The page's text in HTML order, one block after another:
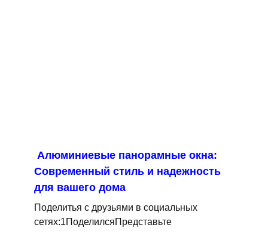
Алюминиевые панорамные окна:
Современный стиль и надежность
для вашего дома
Поделитья с друзьями в социальных
сетях:1ПоделилсяПредставьте